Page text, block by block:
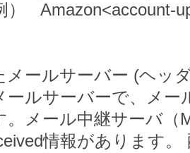
メールサーバー (ヘッ
ルサーバーで、メー
。メール中継サーバ（
情報があります。